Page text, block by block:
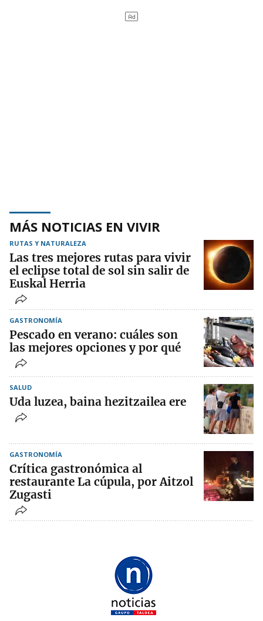
MÁS NOTICIAS EN VIVIR
RUTAS Y NATURALEZA
Las tres mejores rutas para vivir
el eclipse total de sol sin salir de
Euskal Herria
GASTRONOMÍA
Pescado en verano: cuáles son
las mejores opciones y por qué
SALUD
Uda luzea, baina hezitzailea ere
GASTRONOMÍA
Crítica gastronómica al
restaurante La cúpula, por Aitzol
Zugasti